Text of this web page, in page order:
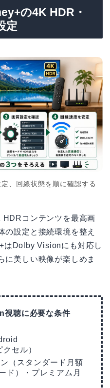
の4K HDR・
定
、回線状態を順に確認する
コンテンツを最高画
の設定と接続環境を整え
はDolby Visionにも対応し
に美しい映像が楽しめま
聴に必要な条件
セル）
（スタンダード月額
ド）・プレミアム月